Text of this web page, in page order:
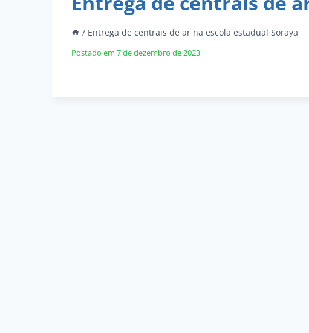
/ Entrega de centrais de ar na escola estadual Soraya
Postado em 7 de dezembro de 2023